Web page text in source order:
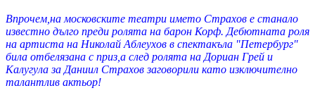
Впрочем,на московските театри името Страхов е станало
известно дълго преди ролята на барон Корф. Дебютната роля
на артиста на Николай Аблеухов в спектакъла "Петербург"
била отбелязана с приз,а след ролята на Дориан Грей и
Калугула за Даниил Страхов заговорили като изключително
талантлив актьор!